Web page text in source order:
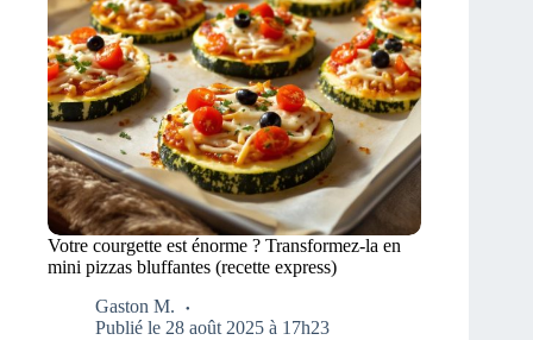
Votre courgette est énorme ? Transformez-la en
mini pizzas bluffantes (recette express)
Gaston M.
Publié le 28 août 2025 à 17h23